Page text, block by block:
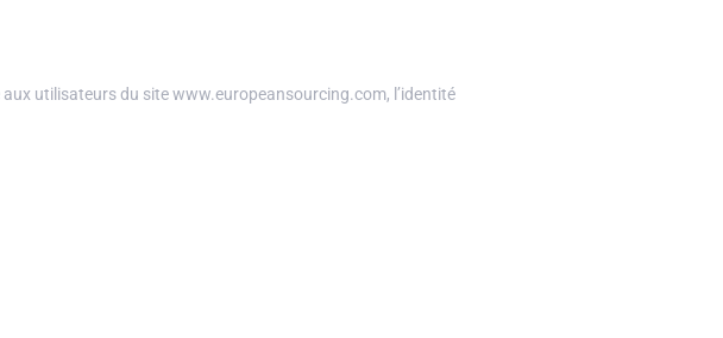
aux utilisateurs du site www.europeansourcing.com, l’identité